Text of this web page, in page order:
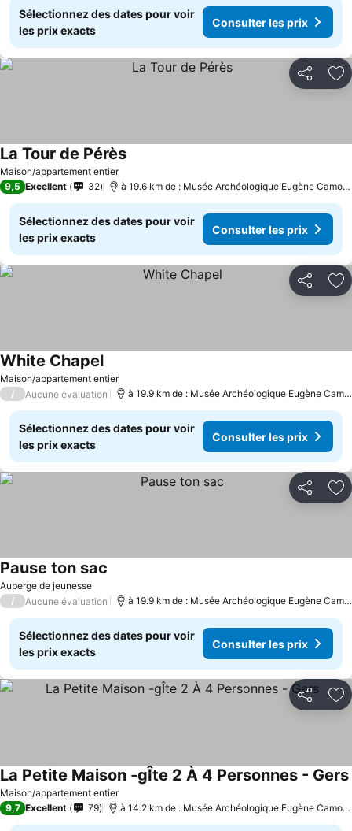
Sélectionnez des dates pour voir
les prix exacts
Consulter les prix
Partager
Maison/appartement entier
La Tour de PérèsConsulter les prix
9,5 Excellent 32 à 19.6 km de : Musée Archéologique Eugène
Sélectionnez des dates pour voir
les prix exacts
Consulter les prix
Partager
Maison/appartement entier
White ChapelConsulter les prix
/ Aucune évaluation à 19.9 km de : Musée Archéologique Eugène
Sélectionnez des dates pour voir
les prix exacts
Consulter les prix
Partager
Auberge de jeunesse
Pause ton sac
/ Aucune évaluation à 19.9 km de : Musée Archéologique Eugène
Sélectionnez des dates pour voir
les prix exacts
Consulter les prix
Partager
Maison/appartement entier
La Petite Maison -gÎte 2 À 4 Personnes - Gers
9,7 Excellent 79 à 14.2 km de : Musée Archéologique Eugène